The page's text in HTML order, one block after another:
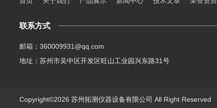
联系方式
邮箱：360009931@qq.com
地址：苏州市吴中区开发区旺山工业园兴东路31号
Copyright©2026 苏州拓测仪器设备有限公司 All Right